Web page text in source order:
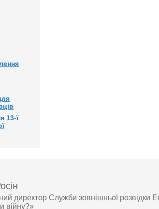
13-ї
директор Служби зовнішньої розвідки
війну?»